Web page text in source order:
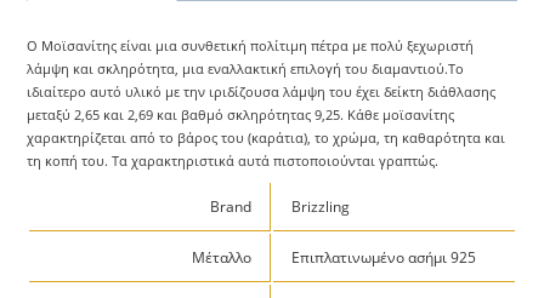
Ο Μοϊσανίτης είναι μια συνθετική πολίτιμη πέτρα με πολύ ξεχωριστή
λάμψη και σκληρότητα, μια εναλλακτική επιλογή του διαμαντιού.Το
ιδιαίτερο αυτό υλικό με την ιριδίζουσα λάμψη του έχει δείκτη διάθλασης
μεταξύ 2,65 και 2,69 και βαθμό σκληρότητας 9,25. Κάθε μοϊσανίτης
χαρακτηρίζεται από το βάρος του (καράτια), το χρώμα, τη καθαρότητα και
τη κοπή του. Τα χαρακτηριστικά αυτά πιστοποιούνται γραπτώς.
Brand Brizzling
Μέταλλο Επιπλατινωμένο ασήμι 925